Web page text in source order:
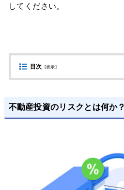
してください。
目次 [表示]
不動産投資のリスクとは何か？